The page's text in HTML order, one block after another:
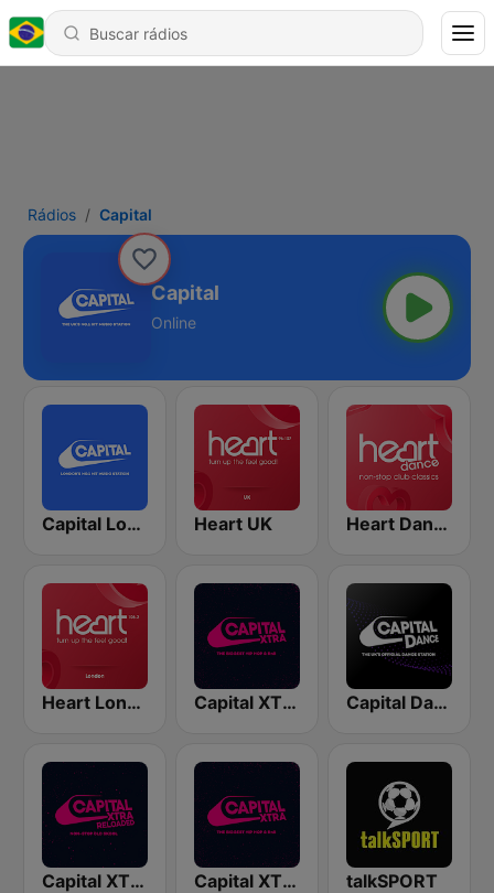
Rádios Capital
Capital
Online
Capital London Heart UK Heart Dance
Heart London Capital XTRA London Capital Dance
Capital XTRA Reloaded Capital XTRA talkSPORT